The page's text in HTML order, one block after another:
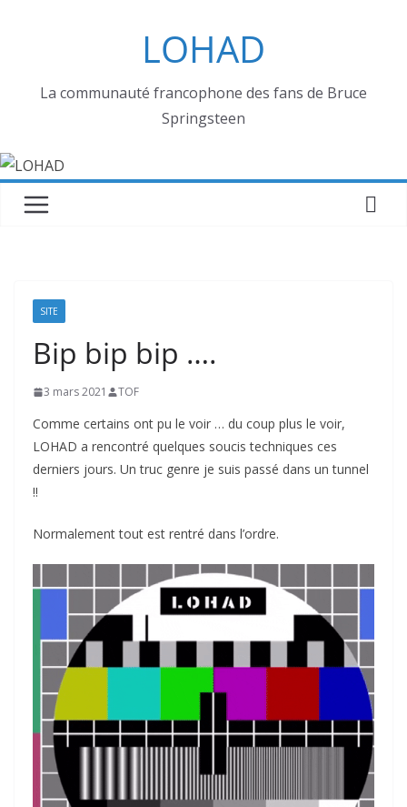
LOHAD
La communauté francophone des fans de Bruce
Springsteen
SITE
Bip bip bip ….
3 mars 2021 TOF
Comme certains ont pu le voir … du coup plus le voir,
LOHAD a rencontré quelques soucis techniques ces
derniers jours. Un truc genre je suis passé dans un tunnel
!!
Normalement tout est rentré dans l’ordre.